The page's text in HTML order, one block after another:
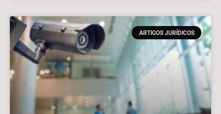
ARTIGOS JURÍDICOS